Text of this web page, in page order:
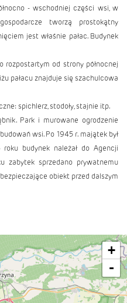
- wschodniej części wsi, w
tworzą prostokątny
jest właśnie pałac. Budynek
rozpostartym od strony północnej
pałacu znajduje się szachulcowa
spichlerz, stodoły, stajnie itp.
Park i murowane ogrodzenie
wsi. Po 1945 r. majątek był
budynek należał do Agencji
zabytek sprzedano prywatnemu
obiekt przed dalszym
+
-